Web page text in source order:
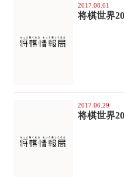
2017.08.01
将棋世界
2017.06.29
将棋世界